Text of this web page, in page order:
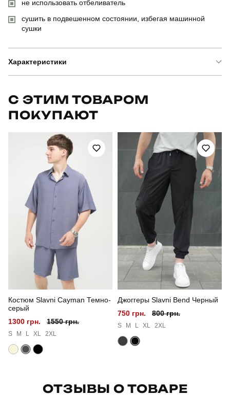
не использовать отбеливатель
сушить в подвешенном состоянии, избегая машинной
сушки
Характеристики
Артикул
Призначення для повсякденного носіння
повсякденний
весна
Склад тканини 95% бавовна, 5% еластан
Країна - виробник україна
С ЭТИМ ТОВАРОМ
ПОКУПАЮТ
Костюм Slavni Cayman Темно-
серый
1300 грн.
1550 грн.
S M L XL 2XL
Джоггеры Slavni Bend Черный
750 грн.
800 грн.
S M L XL 2XL
ОТЗЫВЫ О ТОВАРЕ